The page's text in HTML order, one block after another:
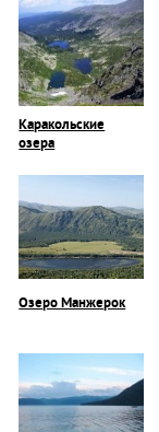
Каракольские
озера
Озеро Манжерок